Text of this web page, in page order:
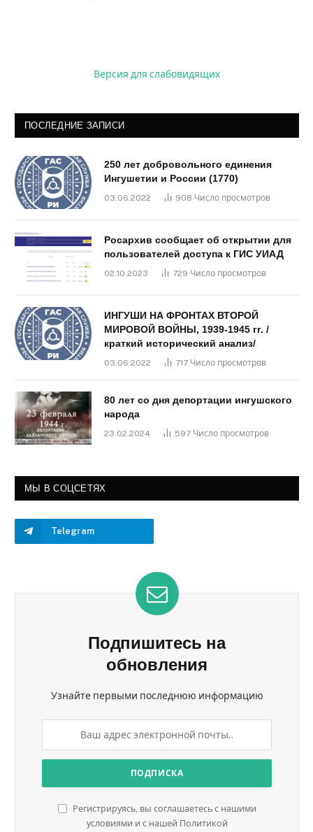
Версия для слабовидящих
ПОСЛЕДНИЕ ЗАПИСИ
250 лет добровольного единения
Ингушетии и России (1770)
03.06.2022 908 Число просмотров
Росархив сообщает об открытии для
пользователей доступа к ГИС УИАД
02.10.2023 729 Число просмотров
ИНГУШИ НА ФРОНТАХ ВТОРОЙ
МИРОВОЙ ВОЙНЫ, 1939-1945 гг. /
краткий исторический анализ/
03.06.2022 717 Число просмотров
80 лет со дня депортации ингушского
народа
23.02.2024 597 Число просмотров
МЫ В СОЦСЕТЯХ
Telegram
Подпишитесь на
обновления
Узнайте первыми последнюю информацию
Регистрируясь, вы соглашаетесь с нашими
условиями и с нашей Политикой